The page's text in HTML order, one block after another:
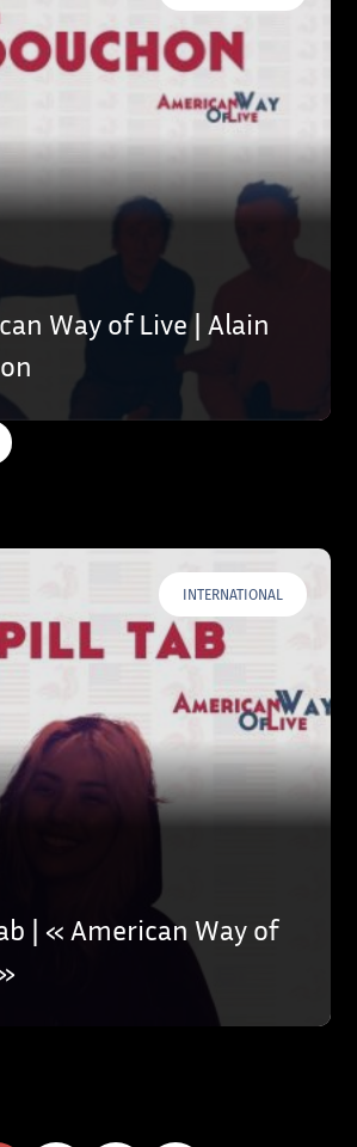
Way of Live | Alain
INTERNATIONAL
| « American Way of